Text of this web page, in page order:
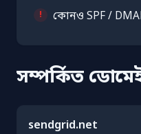
কোনও SPF /
সম্পর্কিত
sendgrid.net